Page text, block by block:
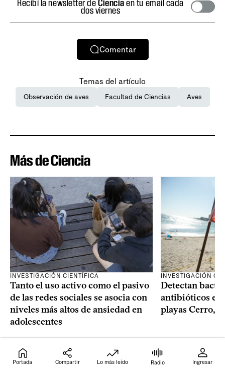
Recibí la newsletter deCienciaen tu email cada
dos viernes
Comentar
Temas del artículo
Observación de aves Facultad de Ciencias Aves
Más de Ciencia
INVESTIGACIÓN CIENTÍFICA
Tanto el uso activo como el pasivo
de las redes sociales se asocia con
niveles más altos de ansiedad en
adolescentes
INVESTIGACIÓN
Detectan
antibióticos en
playas Cerro,
Portada Compartir Lo más leído Radio Ingresar